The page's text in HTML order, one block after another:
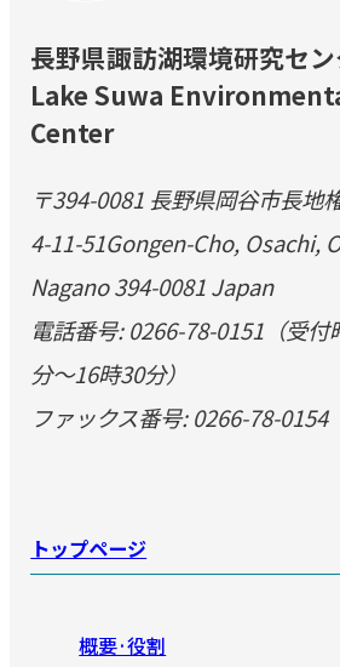
長野県諏訪湖環境研究セ
Lake Suwa
Center
〒394-0081 長野県岡谷市長地
4-11-51Gongen-Cho, Osachi,
Nagano 394-0081 Japan
電話番号: 0266-78-0151（受
分～16時30分）
ファックス番号: 0266-78-0154
トップページ
概要·役割